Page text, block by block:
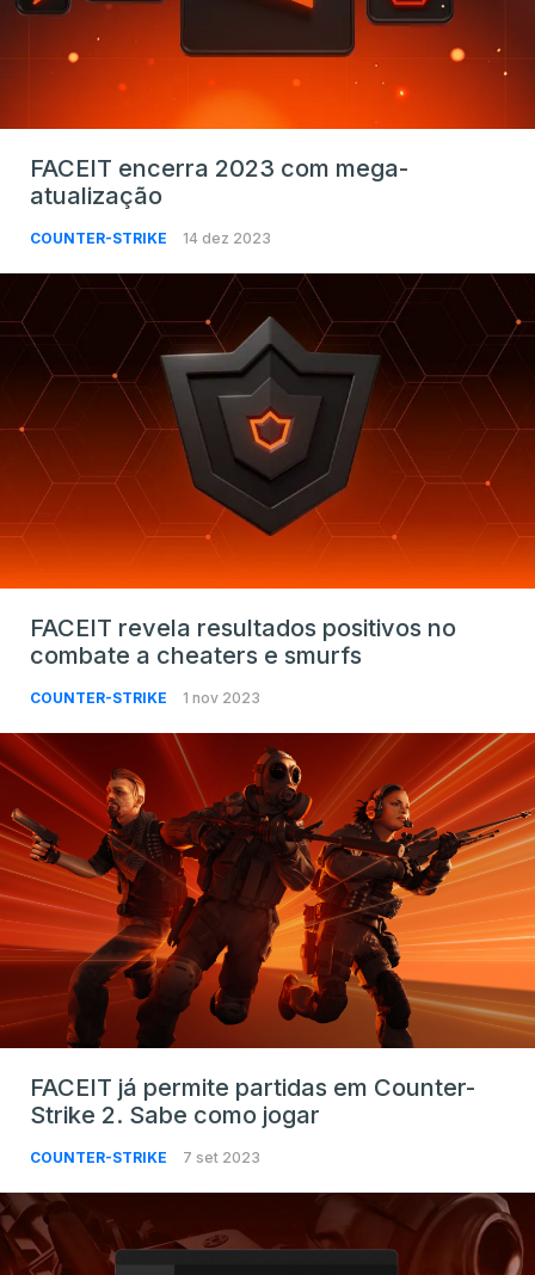
FACEIT encerra 2023 com mega-
atualização
COUNTER-STRIKE 14 dez 2023
FACEIT revela resultados positivos no
combate a cheaters e smurfs
COUNTER-STRIKE 1 nov 2023
FACEIT já permite partidas em Counter-
Strike 2. Sabe como jogar
COUNTER-STRIKE 7 set 2023